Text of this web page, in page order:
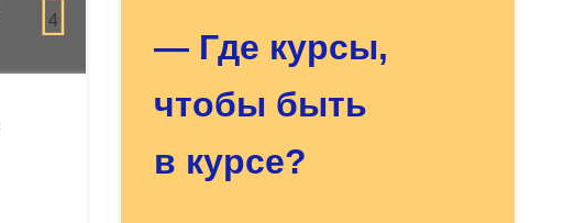
4
— Где курсы,
чтобы быть
в курсе?